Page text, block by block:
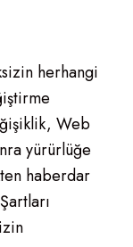
herhangi
Web
yürürlüğe
haberdar